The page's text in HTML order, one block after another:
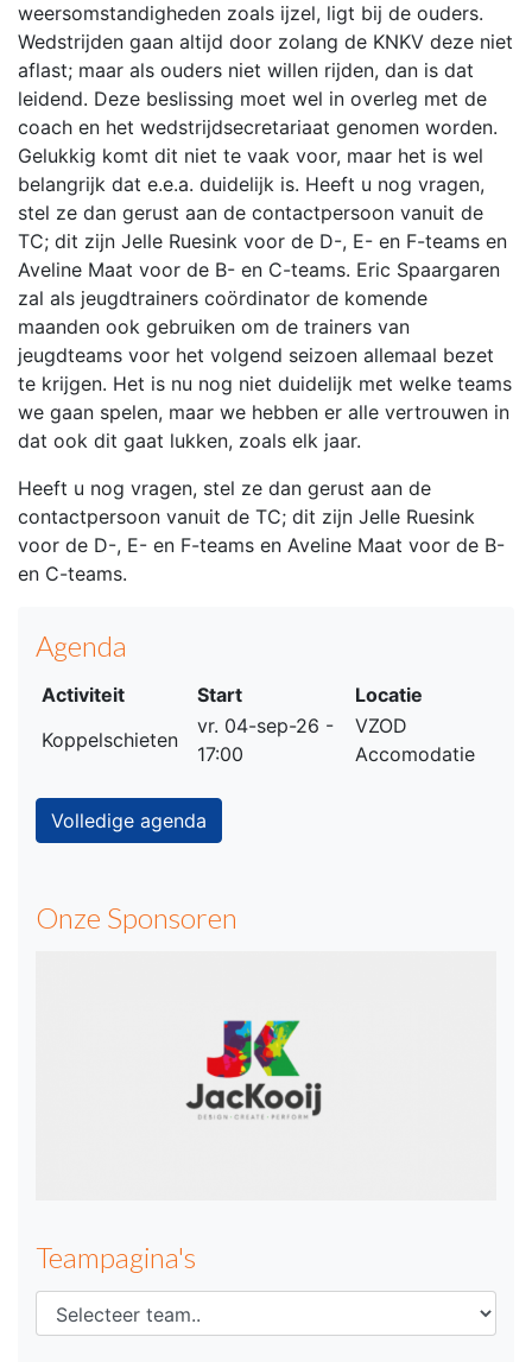
weersomstandigheden zoals ijzel, ligt bij de ouders.
Wedstrijden gaan altijd door zolang de KNKV deze niet
aflast; maar als ouders niet willen rijden, dan is dat
leidend. Deze beslissing moet wel in overleg met de
coach en het wedstrijdsecretariaat genomen worden.
Gelukkig komt dit niet te vaak voor, maar het is wel
belangrijk dat e.e.a. duidelijk is. Heeft u nog vragen,
stel ze dan gerust aan de contactpersoon vanuit de
TC; dit zijn Jelle Ruesink voor de D-, E- en F-teams en
Aveline Maat voor de B- en C-teams. Eric Spaargaren
zal als jeugdtrainers coördinator de komende
maanden ook gebruiken om de trainers van
jeugdteams voor het volgend seizoen allemaal bezet
te krijgen. Het is nu nog niet duidelijk met welke teams
we gaan spelen, maar we hebben er alle vertrouwen in
dat ook dit gaat lukken, zoals elk jaar.
Heeft u nog vragen, stel ze dan gerust aan de
contactpersoon vanuit de TC; dit zijn Jelle Ruesink
voor de D-, E- en F-teams en Aveline Maat voor de B-
en C-teams.
Agenda
Activiteit Start
Locatie
Koppelschieten
vr. 04-sep-26 -
17:00
VZOD
Accomodatie
Volledige agenda
Onze Sponsoren
Teampagina's